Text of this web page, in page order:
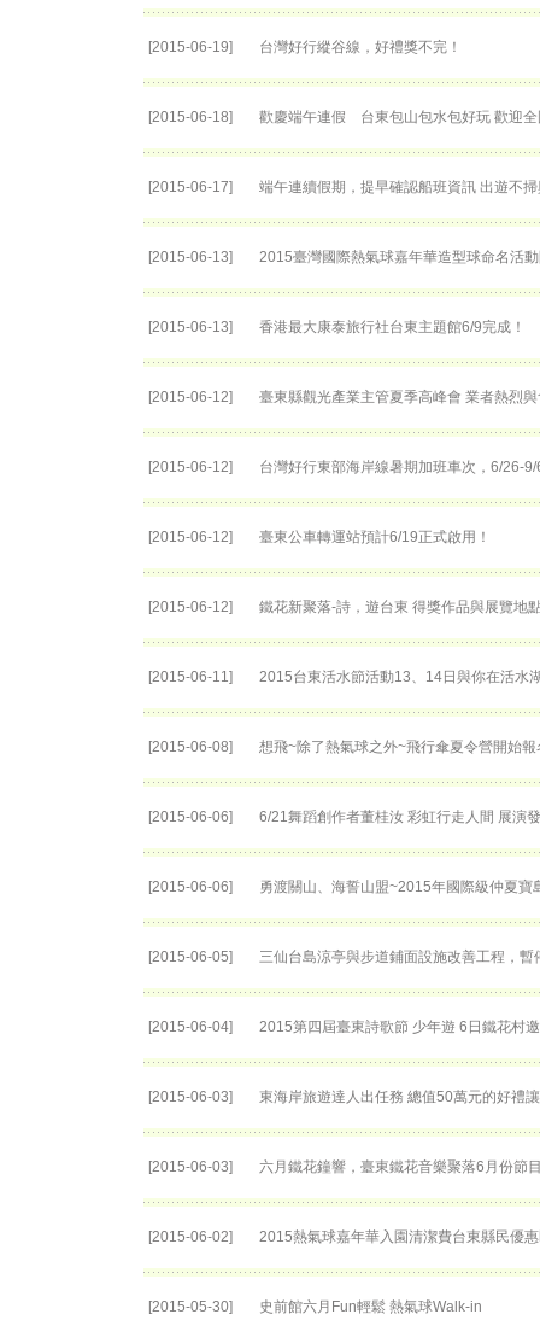
[2015-06-19] 台灣好行縱谷線，好禮獎不完！
[2015-06-18] 歡慶端午連假 台東包山包水包好玩 歡迎
[2015-06-17] 端午連續假期，提早確認船班資訊 出遊不
[2015-06-13] 2015臺灣國際熱氣球嘉年華​造型球命名活
[2015-06-13] 香港最大康泰旅行社台東主題館6/9完成！
[2015-06-12] 臺東縣觀光產業主管夏季高峰會 業者熱烈
[2015-06-12] 台灣好行東部海岸線暑期加班車次，6/26-
[2015-06-12] 臺東公車轉運站預計6/19正式啟用！
[2015-06-12] 鐵花新聚落-詩，遊台東 得獎作品與展覽地
[2015-06-11] 2015台東活水節活動13、14日與你在活水
[2015-06-08] 想飛~除了熱氣球之外~飛行傘夏令營開始報
[2015-06-06] 6/21舞蹈創作者董桂汝 彩虹行走人間 展演
[2015-06-06] 勇渡關山、海誓山盟~2015年國際級仲夏寶
[2015-06-05] 三仙台島涼亭與步道鋪面設施改善工程，暫
[2015-06-04] 2015第四屆臺東詩歌節 少年遊 6日鐵花村
[2015-06-03] 東海岸旅遊達人出任務 總值50萬元的好禮
[2015-06-03] 六月鐵花鐘響，臺東鐵花音樂聚落6月份節
[2015-06-02] 2015熱氣球嘉年華入園清潔費台東縣民優
[2015-05-30] 史前館六月Fun輕鬆 熱氣球Walk-in